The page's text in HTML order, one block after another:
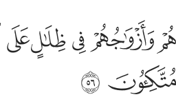
هم وازواجهم في ظلال على الارايك
هُمْ وَأَزْوَٰجُهُمْ فِى ظِلَـٰلٍ عَلَى ٱلْأَرَآئِكِ
ﱉﱊﱋﱌﱍ
ﱏ ﱐ